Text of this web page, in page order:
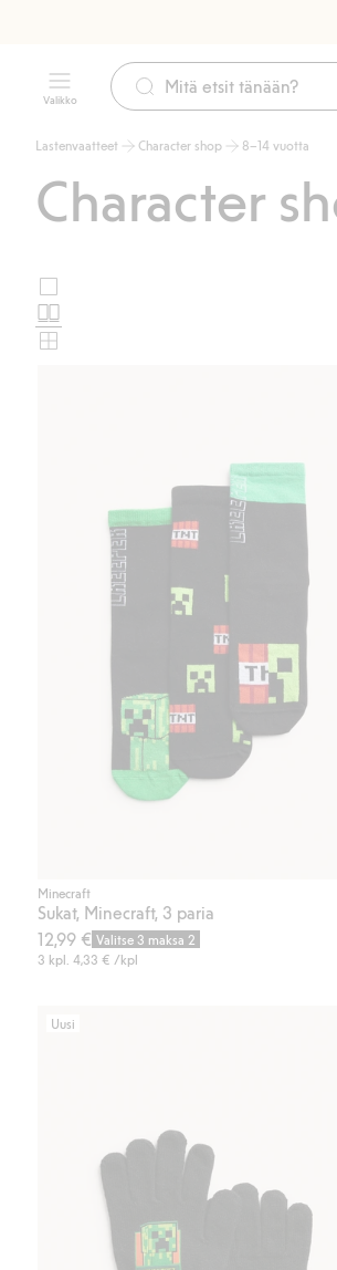
Valikko
Lastenvaatteet Character shop 8–14 vuotta
Character
Valitse
tuotekortin
Minecraft
Sukat, Minecraft, 3 paria
12,99 € Valitse 3 maksa 2
3 kpl. 4,33 € /kpl
Uusi